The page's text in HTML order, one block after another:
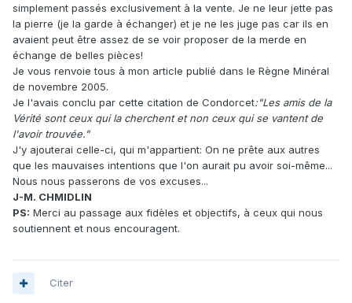
simplement passés exclusivement à la vente. Je ne leur jette pas
la pierre (je la garde à échanger) et je ne les juge pas car ils en
avaient peut être assez de se voir proposer de la merde en
échange de belles pièces!
Je vous renvoie tous à mon article publié dans le Règne Minéral
de novembre 2005.
Je l'avais conclu par cette citation de Condorcet:"Les amis de la
Vérité sont ceux qui la cherchent et non ceux qui se vantent de
l'avoir trouvée."
J'y ajouterai celle-ci, qui m'appartient: On ne prête aux autres
que les mauvaises intentions que l'on aurait pu avoir soi-même...
Nous nous passerons de vos excuses...
J-M. CHMIDLIN
PS: Merci au passage aux fidèles et objectifs, à ceux qui nous
soutiennent et nous encouragent.
Citer